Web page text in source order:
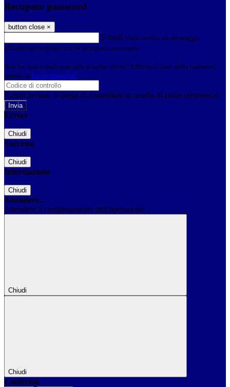
Recupero password
button close ×
E-mail Verrà inviato un messaggio
all'indirizzo indicato con le istruzioni necessarie.
Non hai una e-mail associata al nome utente? Effettua il reset della password
tramite la Login Spaggiari
E-mail inviata, si prega di controllare la casella di posta elettronica!
Errore
Chiudi
Successo
Chiudi
Informazione
Chiudi
Attendere...
Attendere il completamento dell'operazione...
Chiudi
Chiudi
Conferma